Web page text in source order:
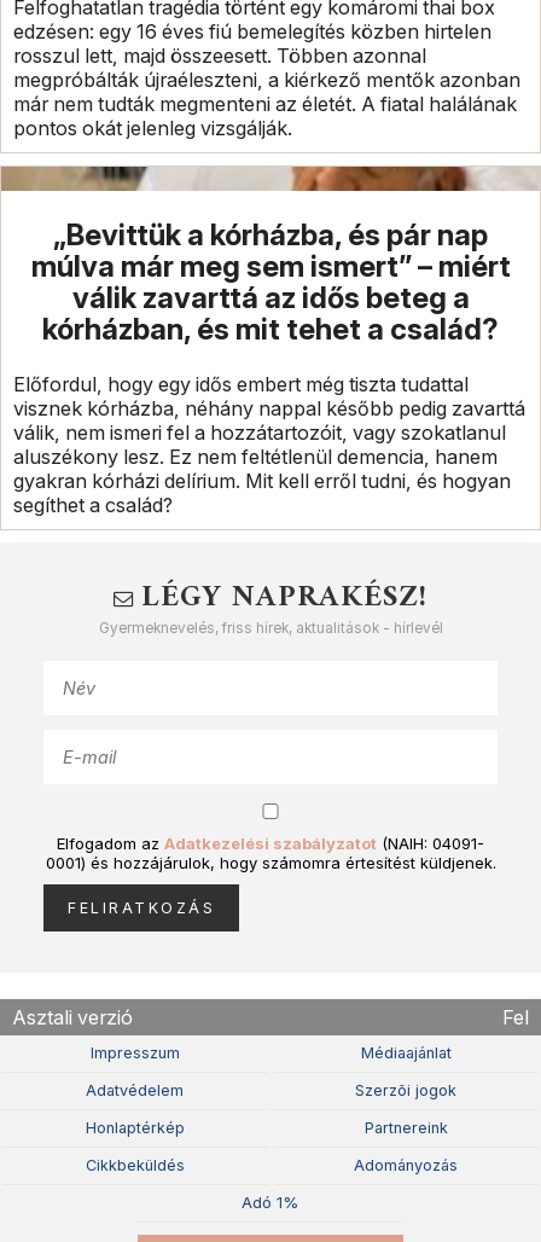
Felfoghatatlan tragédia történt egy komáromi thai box
edzésen: egy 16 éves fiú bemelegítés közben hirtelen
rosszul lett, majd összeesett. Többen azonnal
megpróbálták újraéleszteni, a kiérkező mentők azonban
már nem tudták megmenteni az életét. A fiatal halálának
pontos okát jelenleg vizsgálják.
„Bevittük a kórházba, és pár nap
múlva már meg sem ismert” – miért
válik zavarttá az idős beteg a
kórházban, és mit tehet a család?
Előfordul, hogy egy idős embert még tiszta tudattal
visznek kórházba, néhány nappal később pedig zavarttá
válik, nem ismeri fel a hozzátartozóit, vagy szokatlanul
aluszékony lesz. Ez nem feltétlenül demencia, hanem
gyakran kórházi delírium. Mit kell erről tudni, és hogyan
segíthet a család?
LÉGY NAPRAKÉSZ!
Gyermeknevelés, friss hírek, aktualitások - hírlevél
Elfogadom az Adatkezelési szabályzatot (NAIH: 04091-
0001) és hozzájárulok, hogy számomra értesítést küldjenek.
Asztali verzió Fel
Impresszum Médiaajánlat
Adatvédelem Szerzõi jogok
Honlaptérkép Partnereink
Cikkbeküldés Adományozás
Adó 1%